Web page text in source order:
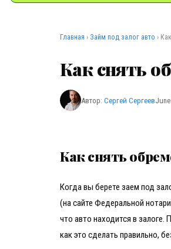
Главная › Займ под залог авто ›
Как снять
Автор: Сергей Сергеев
Как снять
Когда вы берете заем под
(на сайте Федеральной
что авто находится в
как это сделать правильно,